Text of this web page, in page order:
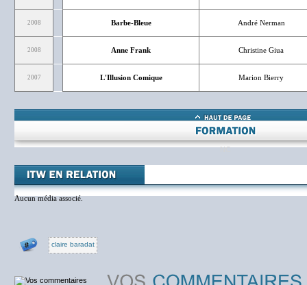
2008 Barbe-Bleue André Nerman
2008 Anne Frank Christine Giua
2007 L'Illusion Comique Marion Bierry
NC
Aucun média associé.
claire baradat